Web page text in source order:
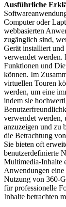
Ausführliche
Computer oder
webbasierten
zugänglich sind,
Gerät installiert
verwendet werden.
Funktionen und
können. Im
virtuellen Touren
werden, um eine
indem sie
verwendet werden,
anzuzeigen und zu
die Betrachtung
Sie bieten oft
benutzerdefinierte
Multimedia-Inhalte
Anwendungen
Nutzung von 360-
für professionelle
Inhalte betrachten